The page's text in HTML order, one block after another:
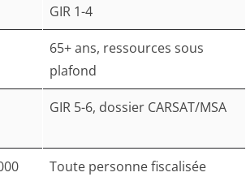
GIR 1-4
65+ ans, ressources sous
plafond
GIR 5-6, dossier CARSAT/MSA
Toute personne fiscalisée